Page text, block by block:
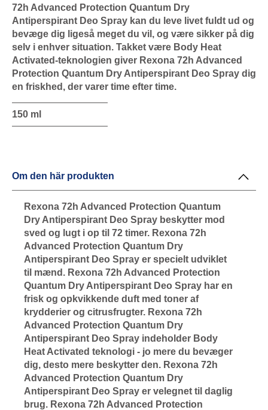
72h Advanced Protection Quantum Dry
Antiperspirant Deo Spray kan du leve livet fuldt ud og
bevæge dig ligeså meget du vil, og være sikker på dig
selv i enhver situation. Takket være Body Heat
Activated-teknologien giver Rexona 72h Advanced
Protection Quantum Dry Antiperspirant Deo Spray dig
en friskhed, der varer time efter time.
150 ml
Om den här produkten
Rexona 72h Advanced Protection Quantum
Dry Antiperspirant Deo Spray beskytter mod
sved og lugt i op til 72 timer. Rexona 72h
Advanced Protection Quantum Dry
Antiperspirant Deo Spray er specielt udviklet
til mænd. Rexona 72h Advanced Protection
Quantum Dry Antiperspirant Deo Spray har en
frisk og opkvikkende duft med toner af
krydderier og citrusfrugter. Rexona 72h
Advanced Protection Quantum Dry
Antiperspirant Deo Spray indeholder Body
Heat Activated teknologi - jo mere du bevæger
dig, desto mere beskytter den. Rexona 72h
Advanced Protection Quantum Dry
Antiperspirant Deo Spray er velegnet til daglig
brug. Rexona 72h Advanced Protection